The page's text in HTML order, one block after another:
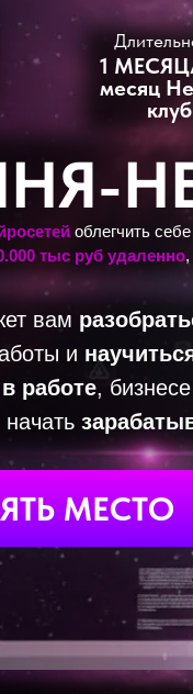
облегчить
тыс руб удаленно
МЕСТО
1
месяц
клуб
вам
и
работе,